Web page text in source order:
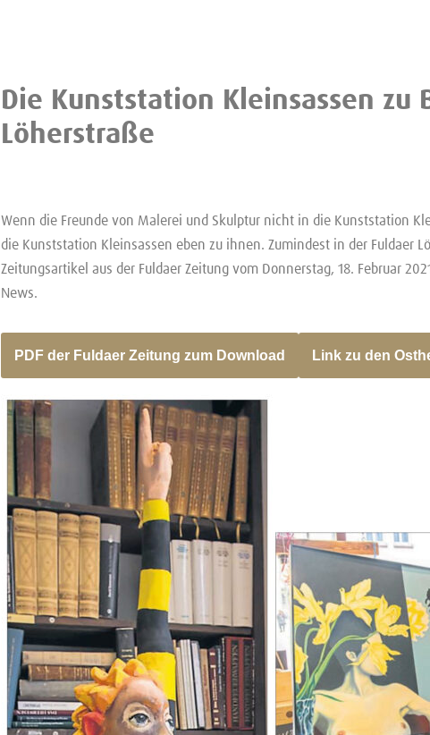
Die Kunststation Kleinsassen zu
Löherstraße
Wenn die Freunde von Malerei und Skulptur nicht in die Kunststation
die Kunststation Kleinsassen eben zu ihnen. Zumindest in der Fuldaer
Zeitungsartikel aus der Fuldaer Zeitung vom Donnerstag, 18. Februar
News.
PDF der Fuldaer Zeitung zum Download Link zu den